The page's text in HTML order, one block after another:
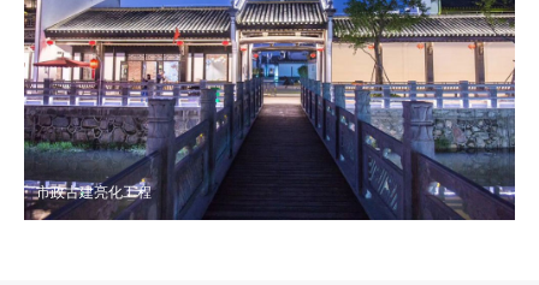
市政古建亮化工程